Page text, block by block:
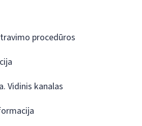
procedūros
Vidinis kanalas